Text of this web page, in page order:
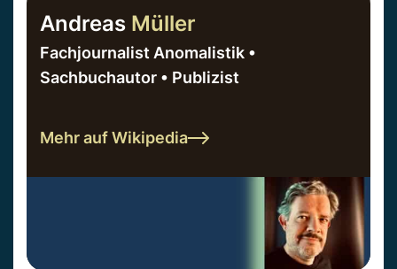
Andreas Müller
Fachjournalist Anomalistik •
Sachbuchautor • Publizist
Mehr auf Wikipedia